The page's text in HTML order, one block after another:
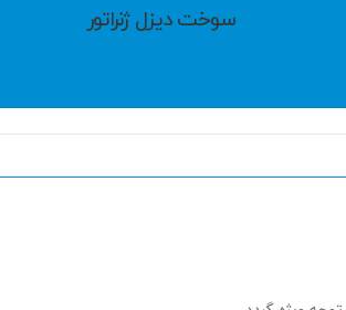
سوخت دیزل ژنراتور